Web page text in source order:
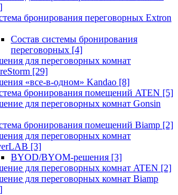
бронирования переговорных Extron
Состав системы бронирования
переговорных [4]
для переговорных комнат
[29]
«все-в-одном» Kandao [8]
бронирования помещений ATEN [5]
для переговорных комнат Gonsin
бронирования помещений Biamp [2]
для переговорных комнат
[3]
BYOD/BYOM-решения [3]
для переговорных комнат ATEN [2]
для переговорных комнат Biamp